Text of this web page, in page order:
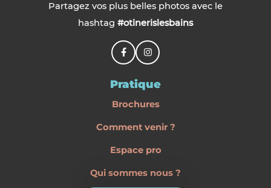
Partagez vos plus belles photos avec le
hashtag #otinerislesbains
Pratique
Brochures
Comment venir ?
Espace pro
Qui sommes nous ?